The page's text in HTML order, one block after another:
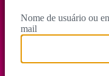
Nome de usuário ou
mail